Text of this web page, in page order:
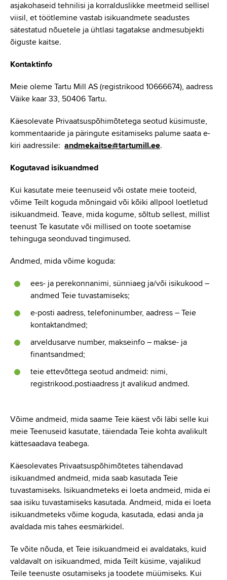
asjakohaseid tehnilisi ja korralduslikke meetmeid sellisel
viisil, et töötlemine vastab isikuandmete seadustes
sätestatud nõuetele ja ühtlasi tagatakse andmesubjekti
õiguste kaitse.
Kontaktinfo
Meie oleme Tartu Mill AS (registrikood 10666674), aadress
Väike kaar 33, 50406 Tartu.
Käesolevate Privaatsuspõhimõtetega seotud küsimuste,
kommentaaride ja päringute esitamiseks palume saata e-
kiri aadressile: andmekaitse@tartumill.ee.
Kogutavad isikuandmed
Kui kasutate meie teenuseid või ostate meie tooteid,
võime Teilt koguda mõningaid või kõiki allpool loetletud
isikuandmeid. Teave, mida kogume, sõltub sellest, millist
teenust Te kasutate või millised on toote soetamise
tehinguga seonduvad tingimused.
Andmed, mida võime koguda:
ees- ja perekonnanimi, sünniaeg ja/või isikukood –
andmed Teie tuvastamiseks;
e-posti aadress, telefoninumber, aadress – Teie
kontaktandmed;
arveldusarve number, makseinfo – makse- ja
finantsandmed;
teie ettevõttega seotud andmeid: nimi,
registrikood.postiaadress jt avalikud andmed.
Võime andmeid, mida saame Teie käest või läbi selle kui
meie Teenuseid kasutate, täiendada Teie kohta avalikult
kättesaadava teabega.
Käesolevates Privaatsuspõhimõtetes tähendavad
isikuandmed andmeid, mida saab kasutada Teie
tuvastamiseks. Isikuandmeteks ei loeta andmeid, mida ei
saa isiku tuvastamiseks kasutada. Andmeid, mida ei loeta
isikuandmeteks võime koguda, kasutada, edasi anda ja
avaldada mis tahes eesmärkidel.
Te võite nõuda, et Teie isikuandmeid ei avaldataks, kuid
valdavalt on isikuandmed, mida Teilt küsime, vajalikud
Teile teenuste osutamiseks ja toodete müümiseks. Kui